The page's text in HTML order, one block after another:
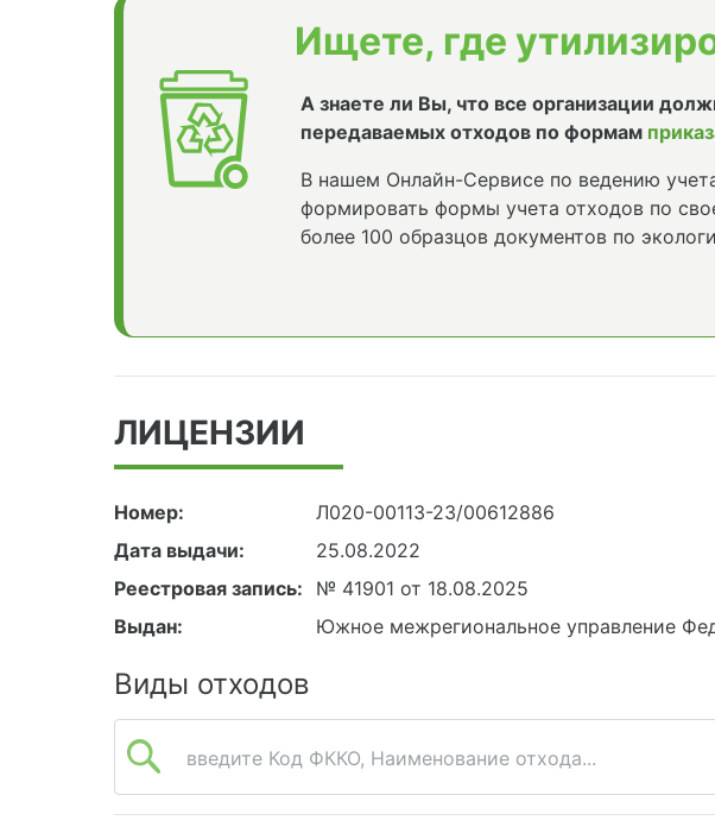
Ищете, где
А знаете ли Вы, что все организации
передаваемых отходов по формам
В нашем Онлайн-Сервисе по ведению
формировать формы учета отходов по
более 100 образцов документов по
ЛИЦЕНЗИИ
Номер:
Л020-00113-23/00612886
Дата выдачи:
25.08.2022
Реестровая запись:
№ 41901 от 18.08.2025
Выдан:
Южное межрегиональное управление
Виды отходов
введите Код ФККО, Наименование отхода...